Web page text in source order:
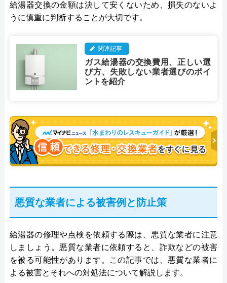
給湯器交換の金額は決して安くないため、損失のないよ
うに慎重に判断することが大切です。
関連記事
ガス給湯器の交換費用、正しい選
び方、失敗しない業者選びのポイ
ントを紹介
悪質な業者による被害例と防止策
給湯器の修理や点検を依頼する際は、悪質な業者に注意
しましょう。悪質な業者に依頼すると、詐欺などの被害
を被る可能性があります。この記事では、悪質な業者に
よる被害とそれへの対処法について解説します。